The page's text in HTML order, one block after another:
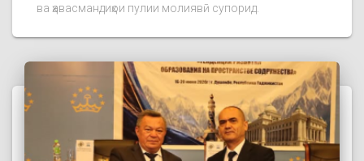
ва ҳавасмандиҳои пулии молиявӣ супорид.